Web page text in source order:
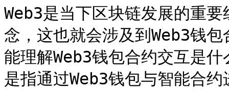
Web3是当下区块链发展的重
念，这也就会涉及到Web3钱
能理解Web3钱包合约交互是
是指通过Web3钱包与智能合